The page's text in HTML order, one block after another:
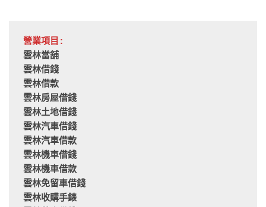
營業項目:
雲林當舖
雲林借錢
雲林借款
雲林房屋借錢
雲林土地借錢
雲林汽車借錢
雲林汽車借款
雲林機車借錢
雲林機車借款
雲林免留車借錢
雲林收購手錶